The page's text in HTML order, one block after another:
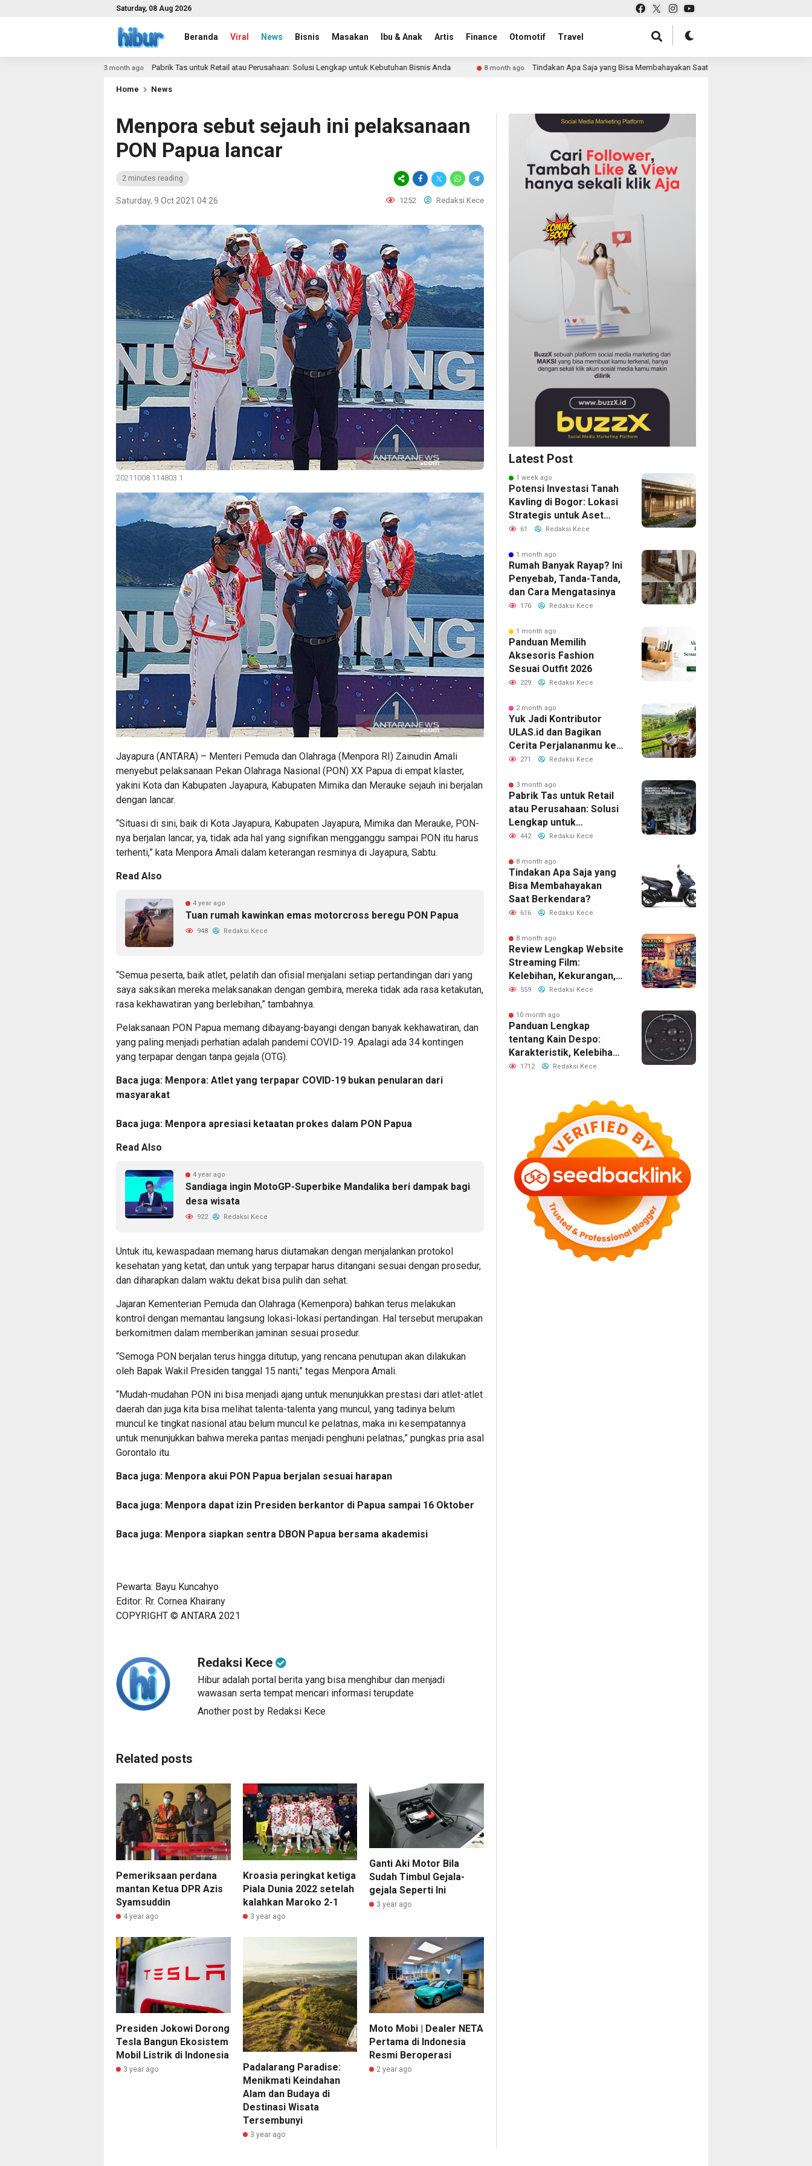
Saturday, 08 Aug 2026
Beranda Viral News Bisnis Masakan Ibu & Anak Artis Finance Otomotif Travel
Pabrik Tas untuk Retail atau Perusahaan: Solusi Lengkap untuk Kebutuhan Bisnis Anda 8 month ago Tindakan Apa Saja yang Bisa Membahayakan Saat Berkendara?
Home News
Menpora sebut sejauh ini pelaksanaan
PON Papua lancar
2 minutes reading
Saturday, 9 Oct 2021 04:26 1252 Redaksi Kece
20211008 114803 1
Jayapura (ANTARA) – Menteri Pemuda dan Olahraga (Menpora RI) Zainudin Amali
menyebut pelaksanaan Pekan Olahraga Nasional (PON) XX Papua di empat klaster,
yakini Kota dan Kabupaten Jayapura, Kabupaten Mimika dan Merauke sejauh ini berjalan
dengan lancar.
“Situasi di sini, baik di Kota Jayapura, Kabupaten Jayapura, Mimika dan Merauke, PON-
nya berjalan lancar, ya, tidak ada hal yang signifikan mengganggu sampai PON itu harus
terhenti,” kata Menpora Amali dalam keterangan resminya di Jayapura, Sabtu.
Read Also
4 year ago
Tuan rumah kawinkan emas motorcross beregu PON Papua
948 Redaksi Kece
“Semua peserta, baik atlet, pelatih dan ofisial menjalani setiap pertandingan dari yang
saya saksikan mereka melaksanakan dengan gembira, mereka tidak ada rasa ketakutan,
rasa kekhawatiran yang berlebihan,” tambahnya.
Pelaksanaan PON Papua memang dibayang-bayangi dengan banyak kekhawatiran, dan
yang paling menjadi perhatian adalah pandemi COVID-19. Apalagi ada 34 kontingen
yang terpapar dengan tanpa gejala (OTG).
Baca juga: Menpora: Atlet yang terpapar COVID-19 bukan penularan dari
masyarakat
Baca juga: Menpora apresiasi ketaatan prokes dalam PON Papua
Read Also
4 year ago
Sandiaga ingin MotoGP-Superbike Mandalika beri dampak bagi
desa wisata
922 Redaksi Kece
Untuk itu, kewaspadaan memang harus diutamakan dengan menjalankan protokol
kesehatan yang ketat, dan untuk yang terpapar harus ditangani sesuai dengan prosedur,
dan diharapkan dalam waktu dekat bisa pulih dan sehat.
Jajaran Kementerian Pemuda dan Olahraga (Kemenpora) bahkan terus melakukan
kontrol dengan memantau langsung lokasi-lokasi pertandingan. Hal tersebut merupakan
berkomitmen dalam memberikan jaminan sesuai prosedur.
“Semoga PON berjalan terus hingga ditutup, yang rencana penutupan akan dilakukan
oleh Bapak Wakil Presiden tanggal 15 nanti,” tegas Menpora Amali.
“Mudah-mudahan PON ini bisa menjadi ajang untuk menunjukkan prestasi dari atlet-atlet
daerah dan juga kita bisa melihat talenta-talenta yang muncul, yang tadinya belum
muncul ke tingkat nasional atau belum muncul ke pelatnas, maka ini kesempatannya
untuk menunjukkan bahwa mereka pantas menjadi penghuni pelatnas,” pungkas pria asal
Gorontalo itu.
Baca juga: Menpora akui PON Papua berjalan sesuai harapan
Baca juga: Menpora dapat izin Presiden berkantor di Papua sampai 16 Oktober
Baca juga: Menpora siapkan sentra DBON Papua bersama akademisi
Pewarta: Bayu Kuncahyo
Editor: Rr. Cornea Khairany
COPYRIGHT © ANTARA 2021
Redaksi Kece
Hibur adalah portal berita yang bisa menghibur dan menjadi
wawasan serta tempat mencari informasi terupdate
Another post by Redaksi Kece
Related posts
Pemeriksaan perdana
mantan Ketua DPR Azis
Syamsuddin
4 year ago
Kroasia peringkat ketiga
Piala Dunia 2022 setelah
kalahkan Maroko 2-1
3 year ago
Ganti Aki Motor Bila
Sudah Timbul Gejala-
gejala Seperti Ini
3 year ago
Presiden Jokowi Dorong
Tesla Bangun Ekosistem
Mobil Listrik di Indonesia
3 year ago
Padalarang Paradise:
Menikmati Keindahan
Alam dan Budaya di
Destinasi Wisata
Tersembunyi
3 year ago
Moto Mobi | Dealer NETA
Pertama di Indonesia
Resmi Beroperasi
2 year ago
Latest Post
1 week ago
Potensi Investasi Tanah
Kavling di Bogor: Lokasi
Strategis untuk Aset
Masa Depan
61 Redaksi Kece
1 month ago
Rumah Banyak Rayap? Ini
Penyebab, Tanda-Tanda,
dan Cara Mengatasinya
176 Redaksi Kece
1 month ago
Panduan Memilih
Aksesoris Fashion
Sesuai Outfit 2026
229 Redaksi Kece
2 month ago
Yuk Jadi Kontributor
ULAS.id dan Bagikan
Cerita Perjalananmu ke
Lebih Banyak Pembaca
271 Redaksi Kece
3 month ago
Pabrik Tas untuk Retail
atau Perusahaan: Solusi
Lengkap untuk
Kebutuhan Bisnis Anda
442 Redaksi Kece
8 month ago
Tindakan Apa Saja yang
Bisa Membahayakan
Saat Berkendara?
616 Redaksi Kece
8 month ago
Review Lengkap Website
Streaming Film:
Kelebihan, Kekurangan,
dan Fitur Unggulan
559 Redaksi Kece
10 month ago
Panduan Lengkap
tentang Kain Despo:
Karakteristik, Kelebihan,
dan Manfaatnya
1712 Redaksi Kece